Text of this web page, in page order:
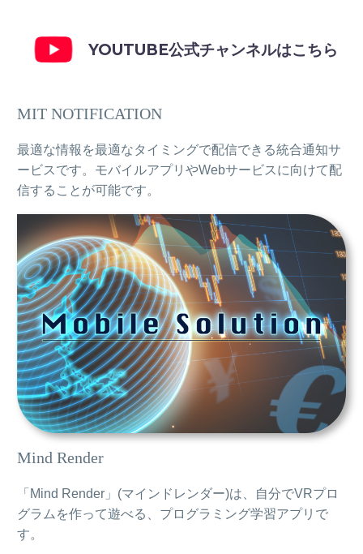
YOUTUBE公式チャンネルはこちら
MIT NOTIFICATION
最適な情報を最適なタイミングで配信できる統合通知サ
ービスです。モバイルアプリやWebサービスに向けて配
信することが可能です。
Mind Render
「Mind Render」(マインドレンダー)は、自分でVRプロ
グラムを作って遊べる、プログラミング学習アプリで
す。